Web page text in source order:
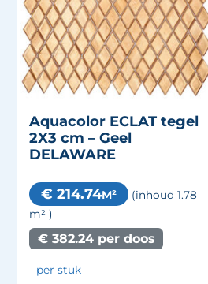
Aquacolor ECLAT tegel
2X3 cm – Geel
DELAWARE
€ 214.74M²
(inhoud 1.78
m² )
€ 382.24 per doos
per stuk